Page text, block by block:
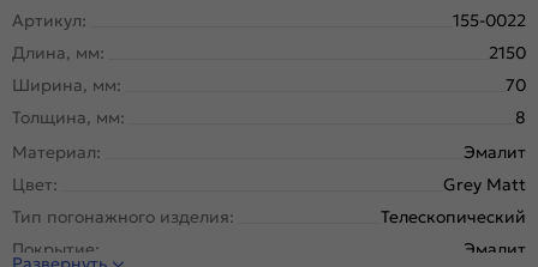
Артикул:
155-0022
Длина, мм:
2150
Ширина, мм:
70
Толщина, мм:
8
Материал:
Эмалит
Цвет:
Grey Matt
Тип погонажного изделия:
Телескопический
Покрытие:
Эмалит